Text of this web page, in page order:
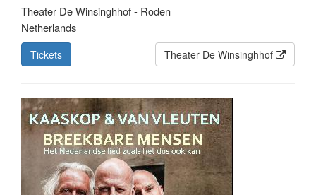
Theater De Winsinghhof - Roden
Netherlands
Tickets Theater De Winsinghhof